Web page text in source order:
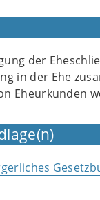
der
in der Ehe
Eheurkunden